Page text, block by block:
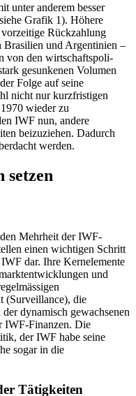
unter anderem besser
Grafik 1). Höhere
Rückzahlung
Brasilien und Argentinien –
von den wirtschaftspoli-
gesunkenen Volumen
Folge auf seine
nicht nur kurzfristigen
wieder zu
IWF nun, andere
beizuziehen. Dadurch
werden.
setzen
Mehrheit der IWF-
einen wichtigen Schritt
dar. Ihre Kernelemente
und
(Surveillance), die
dynamisch gewachsenen
IWF-Finanzen. Die
der IWF habe seine
sogar in die
Tätigkeiten